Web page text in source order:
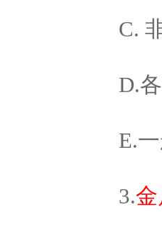
C. 非
D.各
E.一般
3.